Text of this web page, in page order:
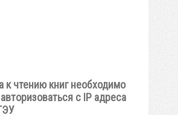
к чтению книг необходимо
с IP адреса